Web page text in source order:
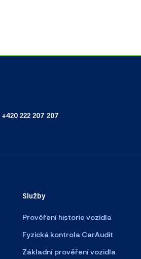
+420 222 207 207
Služby
Prověření historie vozidla
Fyzická kontrola CarAudit
Základní prověření vozidla